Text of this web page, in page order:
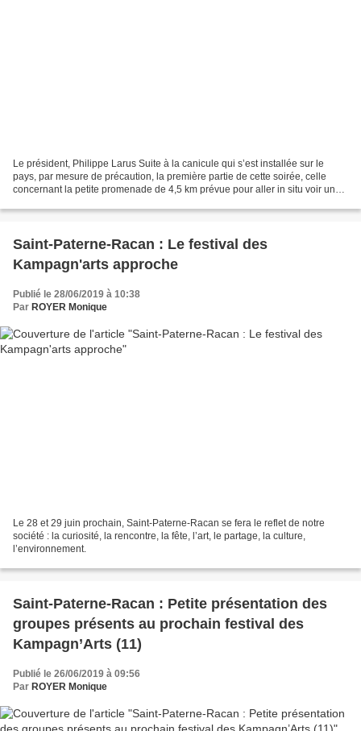
Le président, Philippe Larus Suite à la canicule qui s’est installée sur le
pays, par mesure de précaution, la première partie de cette soirée, celle
concernant la petite promenade de 4,5 km prévue pour aller in situ voir une
Saint-Paterne-Racan : Le festival des
Kampagn'arts approche
Publié le 28/06/2019 à 10:38
Par ROYER Monique
Le 28 et 29 juin prochain, Saint-Paterne-Racan se fera le reflet de notre
société : la curiosité, la rencontre, la fête, l’art, le partage, la culture,
l’environnement.
Saint-Paterne-Racan : Petite présentation des
groupes présents au prochain festival des
Kampagn’Arts (11)
Publié le 26/06/2019 à 09:56
Par ROYER Monique